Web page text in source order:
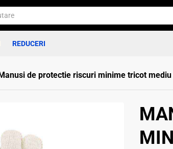
REDUCERI
de protectie riscuri minime tricot